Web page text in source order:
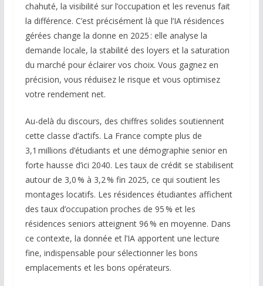
chahuté, la visibilité sur l’occupation et les revenus fait
la différence. C’est précisément là que l’IA résidences
gérées change la donne en 2025 : elle analyse la
demande locale, la stabilité des loyers et la saturation
du marché pour éclairer vos choix. Vous gagnez en
précision, vous réduisez le risque et vous optimisez
votre rendement net.
Au-delà du discours, des chiffres solides soutiennent
cette classe d’actifs. La France compte plus de
3,1 millions d’étudiants et une démographie senior en
forte hausse d’ici 2040. Les taux de crédit se stabilisent
autour de 3,0 % à 3,2 % fin 2025, ce qui soutient les
montages locatifs. Les résidences étudiantes affichent
des taux d’occupation proches de 95 % et les
résidences seniors atteignent 96 % en moyenne. Dans
ce contexte, la donnée et l’IA apportent une lecture
fine, indispensable pour sélectionner les bons
emplacements et les bons opérateurs.